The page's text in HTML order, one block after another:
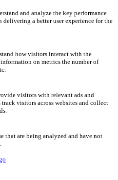
and analyze the key performance
a better user experience for the
how visitors interact with the
on metrics the number of
visitors with relevant ads and
visitors across websites and collect
that are being analyzed and have not